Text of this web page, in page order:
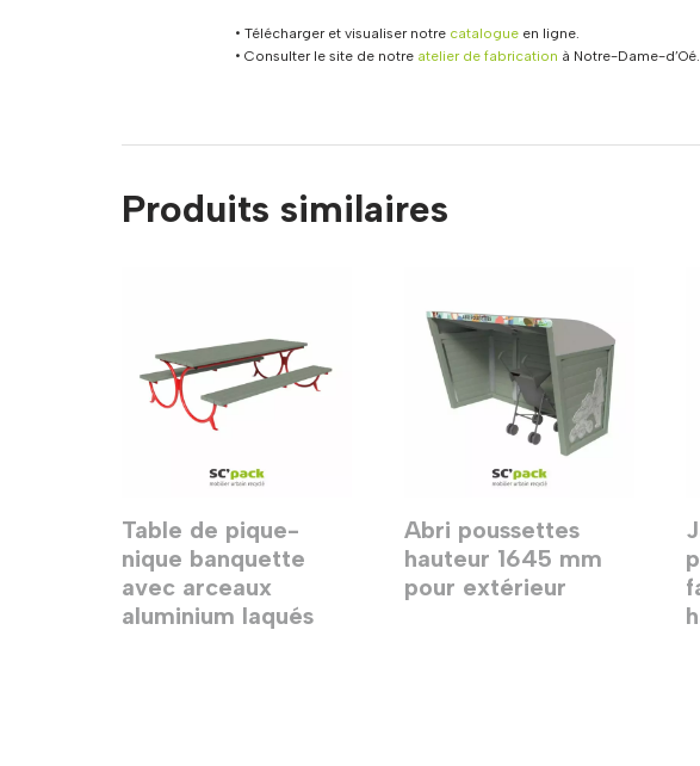
• Télécharger et visualiser notre catalogue en ligne.
• Consulter le site de notre atelier de fabrication à Notre-Dame-d’Oé.
Produits similaires
Table de pique-
nique banquette
avec arceaux
aluminium laqués
Abri poussettes
hauteur 1645 mm
pour extérieur